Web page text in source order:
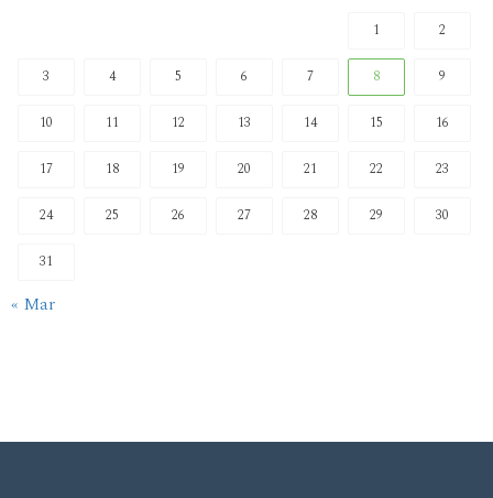
1 2
3 4 5 6 7 8 9
10 11 12 13 14 15 16
17 18 19 20 21 22 23
24 25 26 27 28 29 30
31
« Mar